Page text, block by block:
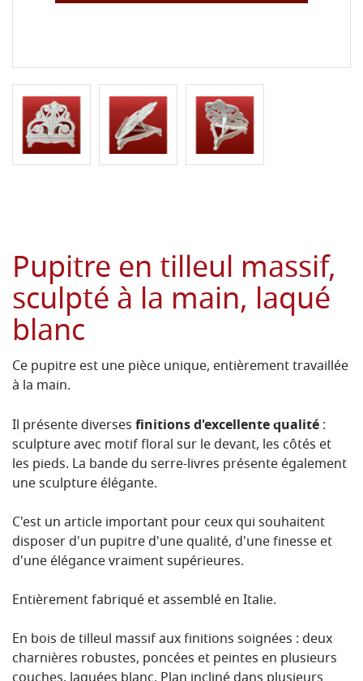
Pupitre en tilleul massif,
sculpté à la main, laqué
blanc
Ce pupitre est une pièce unique, entièrement travaillée
à la main.
Il présente diversesfinitions d'excellente qualité:
sculpture avec motif floral sur le devant, les côtés et
les pieds. La bande du serre-livres présente également
une sculpture élégante.
C'est un article important pour ceux qui souhaitent
disposer d'un pupitre d'une qualité, d'une finesse et
d'une élégance vraiment supérieures.
Entièrement fabriqué et assemblé en Italie.
En bois de tilleul massif aux finitions soignées : deux
charnières robustes, poncées et peintes en plusieurs